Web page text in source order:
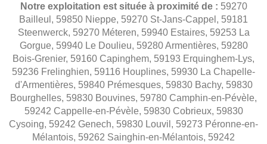
Notre exploitation est située à proximité de : 59270
Bailleul, 59850 Nieppe, 59270 St-Jans-Cappel, 59181
Steenwerck, 59270 Méteren, 59940 Estaires, 59253 La
Gorgue, 59940 Le Doulieu, 59280 Armentières, 59280
Bois-Grenier, 59160 Capinghem, 59193 Erquinghem-Lys,
59236 Frelinghien, 59116 Houplines, 59930 La Chapelle-
d'Armentières, 59840 Prémesques, 59830 Bachy, 59830
Bourghelles, 59830 Bouvines, 59780 Camphin-en-Pévèle,
59242 Cappelle-en-Pévèle, 59830 Cobrieux, 59830
Cysoing, 59242 Genech, 59830 Louvil, 59273 Péronne-en-
Mélantois, 59262 Sainghin-en-Mélantois, 59242